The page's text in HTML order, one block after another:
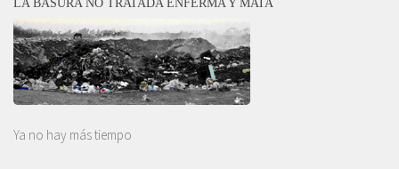
LA BASURA NO TRATADA ENFERMA Y MATA
Ya no hay más tiempo